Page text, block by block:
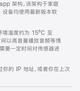
架构，该架构于家庭
备均使用最新版本软
境温度约为 15ºC 至
以高音量播放音频等情
要一定时间对传感器进
你的 IP 地址，或者你在上次